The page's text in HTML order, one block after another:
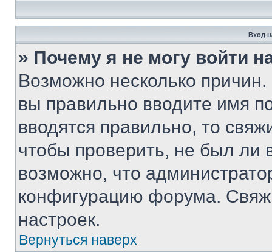
Вход
» Почему я не могу войти
Возможно несколько
вы правильно вводите имя
вводятся правильно, то
чтобы проверить, не был ли
возможно, что
конфигурацию форума.
настроек.
Вернуться наверх